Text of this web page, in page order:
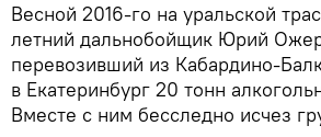
Весной 2016-го на уральской
летний дальнобойщик Юрий
перевозивший из Кабардино-
в Екатеринбург 20 тонн
Вместе с ним бесследно исчез